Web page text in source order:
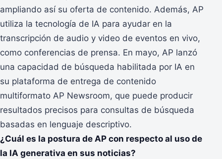
ampliando así su oferta de contenido. Además, AP
utiliza la tecnología de IA para ayudar en la
transcripción de audio y video de eventos en vivo,
como conferencias de prensa. En mayo, AP lanzó
una capacidad de búsqueda habilitada por IA en
su plataforma de entrega de contenido
multiformato AP Newsroom, que puede producir
resultados precisos para consultas de búsqueda
basadas en lenguaje descriptivo.
¿Cuál es la postura de AP con respecto al uso de
la IA generativa en sus noticias?